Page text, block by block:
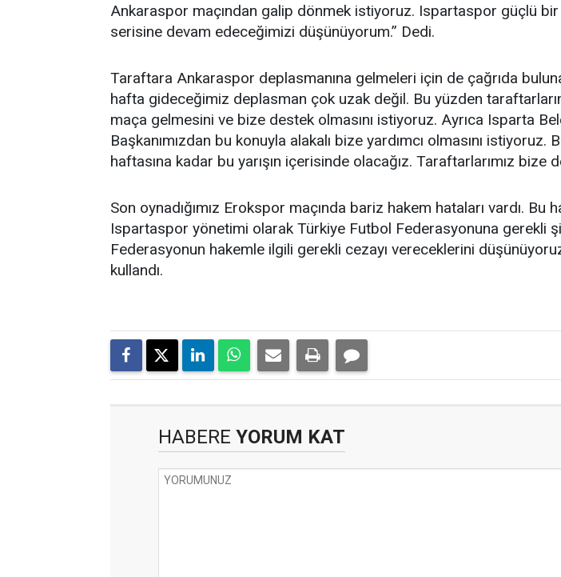
Ankaraspor maçından galip dönmek istiyoruz. Ispartaspor güçlü bir
serisine devam edeceğimizi düşünüyorum.” Dedi.
Taraftara Ankaraspor deplasmanına gelmeleri için de çağrıda
hafta gideceğimiz deplasman çok uzak değil. Bu yüzden
maça gelmesini ve bize destek olmasını istiyoruz. Ayrıca Isparta
Başkanımızdan bu konuyla alakalı bize yardımcı olmasını istiyoruz.
haftasına kadar bu yarışın içerisinde olacağız. Taraftarlarımız bize
Son oynadığımız Erokspor maçında bariz hakem hataları vardı. Bu
Ispartaspor yönetimi olarak Türkiye Futbol Federasyonuna gerekli
Federasyonun hakemle ilgili gerekli cezayı vereceklerini
kullandı.
HABERE YORUM KAT